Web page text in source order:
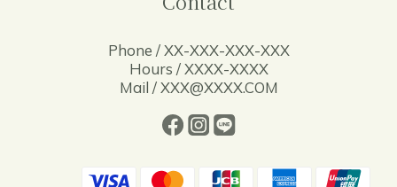
Phone / XX-XXX-XXX-XXX
Hours / XXXX-XXXX
Mail / XXX@XXXX.COM